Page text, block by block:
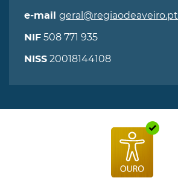
e-mail geral@regiaodeaveiro.pt
NIF 508 771 935
NISS 20018144108